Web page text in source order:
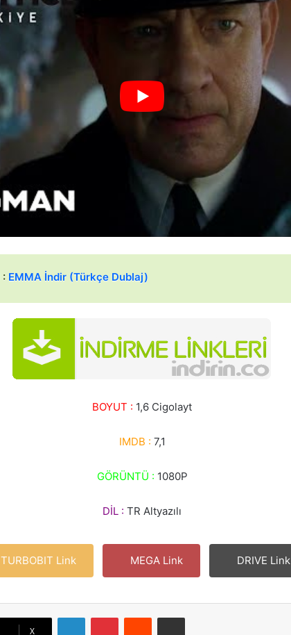
: EMMA İndir (Türkçe Dublaj)
BOYUT : 1,6 Cigolayt
IMDB : 7,1
GÖRÜNTÜ : 1080P
DİL : TR Altyazılı
TURBOBIT Link MEGA Link DRIVE Link
X
LinkedInPinterestReddit E-Posta ile paylaş